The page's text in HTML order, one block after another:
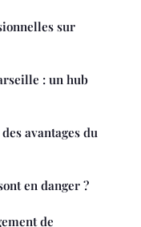
sur
: un hub
avantages du
en danger ?
de